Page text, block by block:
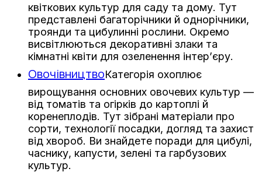
квіткових культур для саду та дому. Тут
представлені багаторічники й однорічники,
троянди та цибулинні рослини. Окремо
висвітлюються декоративні злаки та
кімнатні квіти для озеленення інтер’єру.
ОвочівництвоКатегорія охоплює
вирощування основних овочевих культур —
від томатів та огірків до картоплі й
коренеплодів. Тут зібрані матеріали про
сорти, технології посадки, догляд та захист
від хвороб. Ви знайдете поради для цибулі,
часнику, капусти, зелені та гарбузових
культур.